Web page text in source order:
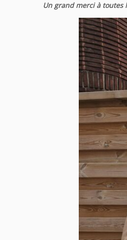
Un grand merci à